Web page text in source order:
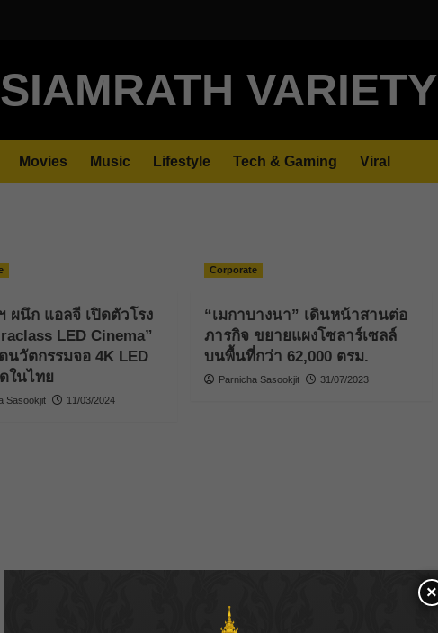
SIAMRATH VARIETY
Movies Music Lifestyle Tech & Gaming Viral
ผนึก แอลจี เปิดตัวโรง
LED Cinema”
นวัตกรรมจอ 4K LED
ในไทย
Sasookjit 11/03/2024
Corporate
“เมกาบางนา” เดินหน้าสานต่อ
ภารกิจ ขยายแผงโซลาร์เซลล์
บนพื้นที่กว่า 62,000 ตรม.
Parnicha Sasookjit 31/07/2023
×